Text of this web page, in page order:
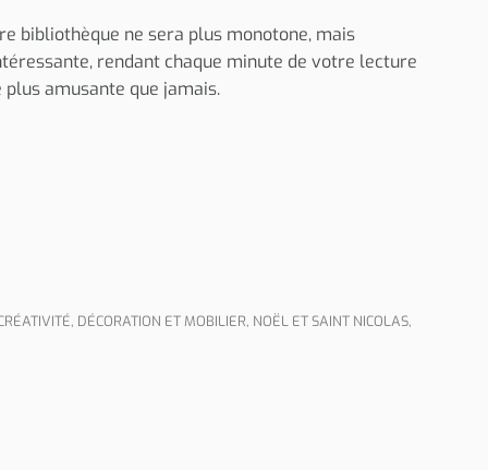
bibliothèque ne sera plus monotone, mais
rendant chaque minute de votre lecture
amusante que jamais.
, DÉCORATION ET MOBILIER, NOËL ET SAINT NICOLAS,